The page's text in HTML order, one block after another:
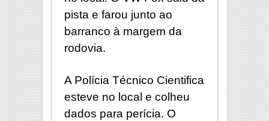
pista e farou junto ao
barranco à margem da
rodovia.
A Polícia Técnico Cientifica
esteve no local e colheu
dados para perícia. O